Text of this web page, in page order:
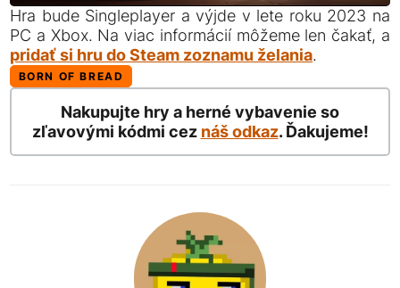
Hra bude Singleplayer a výjde v lete roku 2023 na
PC a Xbox. Na viac informácií môžeme len čakať, a
pridať si hru do Steam zoznamu želania.
BORN OF BREAD
Nakupujte hry a herné vybavenie so
zľavovými kódmi cez náš odkaz. Ďakujeme!